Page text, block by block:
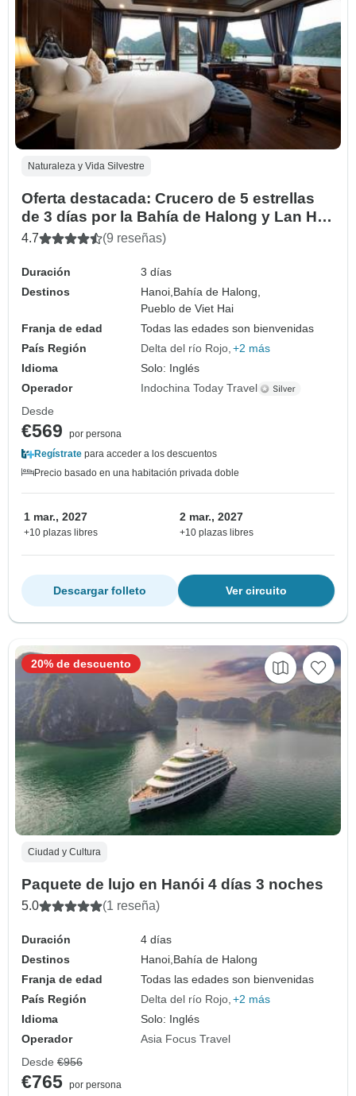
Naturaleza y Vida Silvestre
Oferta destacada: Crucero de 5 estrellas
de 3 días por la Bahía de Halong y Lan Ha
con balcón y actividades completas
4.7 (9 reseñas)
Duración
3 días
Destinos
Hanoi,Bahía de Halong,
Pueblo de Viet Hai
Franja de edad
Todas las edades son bienvenidas
País Región
Delta del río Rojo +2 más
Idioma
Solo: Inglés
Operador
Indochina Today Travel
Desde
€569
por persona
Regístrate para acceder a los descuentos
Precio basado en una habitación privada doble
1 mar., 2027
+10 plazas libres
2 mar., 2027
+10 plazas libres
Ver circuito
Descargar folleto
Ciudad y Cultura
Paquete de lujo en Hanói 4 días 3 noches
5.0 (1 reseña)
Duración
4 días
Destinos
Hanoi,Bahía de Halong
Franja de edad
Todas las edades son bienvenidas
País Región
Delta del río Rojo +2 más
Idioma
Solo: Inglés
Operador
Asia Focus Travel
20% de descuento
Desde €956
€765 por persona